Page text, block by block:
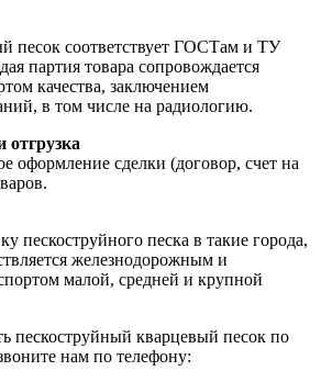
песок соответствует ГОСТам и ТУ
партия товара сопровождается
качества, заключением
в том числе на радиологию.
отгрузка
оформление сделки (договор, счет на
пескоструйного песка в такие города,
железнодорожным и
малой, средней и крупной
пескоструйный кварцевый песок по
нам по телефону: